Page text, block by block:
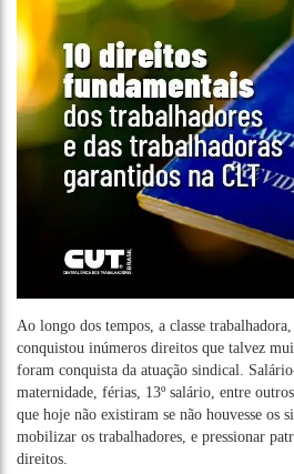
Ao longo dos tempos, a classe
conquistou inúmeros direitos que talvez
foram conquista da atuação sindical.
maternidade, férias, 13º salário, entre
que hoje não existiram se não houvesse os
mobilizar os trabalhadores, e pressionar
direitos.